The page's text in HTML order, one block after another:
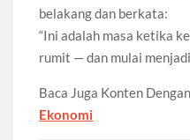
belakang dan berkata:
“Ini adalah masa ketika
rumit — dan mulai
Baca Juga Konten
Ekonomi